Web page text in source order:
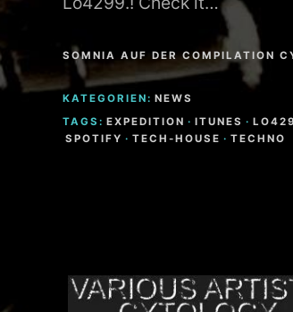
SOMNIA AUF DER COMPILATION
KATEGORIEN: NEWS
TAGS: EXPEDITION · ITUNES ·
SPOTIFY · TECH-HOUSE · TECHNO